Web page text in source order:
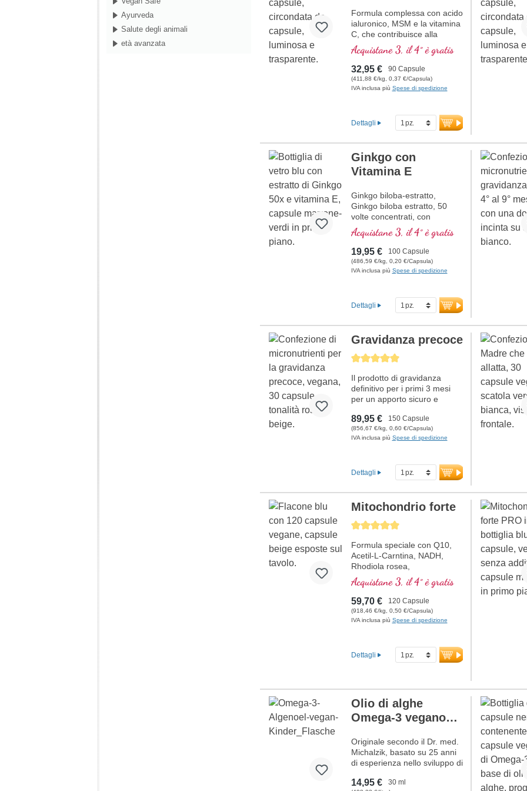
Ayurveda
Salute degli animali
età avanzata
Desiderio di bambini –
Fertilità
Formula complessa con acido
ialuronico, MSM e la vitamina
C, che contribuisce alla
normale formazione del
collagene per la normale
funzione della cartilaginea.
Per la cura specifica delle
strutture articolari cartilaginea
Acquistane 3, il 4° è gratis
32,95 € 90 Capsule
(411,88 €/kg, 0,37 €/Capsula)
IVA inclusa più Spese di spedizione
Dettagli
Ginkgo con
Vitamina E
Ginkgo biloba-estratto,
Ginkgo biloba estratto, 50
volte concentrati, con
vitamina E naturale, acetil
carnitina estratto di Açaí
Acquistane 3, il 4° è gratis
19,95 € 100 Capsule
(486,59 €/kg, 0,20 €/Capsula)
IVA inclusa più Spese di spedizione
Dettagli
Average rating of 5 out of 5 stars
Gravidanza precoce
Il prodotto di gravidanza
definitivo per i primi 3 mesi
per un apporto sicuro e
crescita. Gli acidi grassi
Omega-3 sono vegani, quindi
non si utilizza olio di pesce.
estremamente importanti
durante la gravidanza.
tre mesi di gravidanza. Con
acido folico in forma bioattiva,
supportare lo sviluppo sano
medici, prodotto in Germania
con sigillatura priva di
alluminio.
Ulteriori informazioni
sulla gravidanza precoce
1°-3° mese
89,95 € 150 Capsule
(856,67 €/kg, 0,60 €/Capsula)
IVA inclusa più Spese di spedizione
Dettagli
Average rating of 5 out of 5 stars
Mitochondrio forte
Formula speciale con Q10,
Acetil-L-Carntina, NADH,
Rhodiola rosea,
Fosfatidilserina, Glutatione,
Cordyceps e rame, che
contribuisce al normale
metabolismo di energia (sotto
forma di ATP nella catena
Acquistane 3, il 4° è gratis
59,70 € 120 Capsule
(918,46 €/kg, 0,50 €/Capsula)
IVA inclusa più Spese di spedizione
Dettagli
Olio di alghe
Omega-3 vegano
NUOVO
Originale secondo il Dr. med.
Michalzik, basato su 25 anni
di esperienza nello sviluppo di
qualità. 528 - 1.056 mg di olio
14,95 € 30 ml